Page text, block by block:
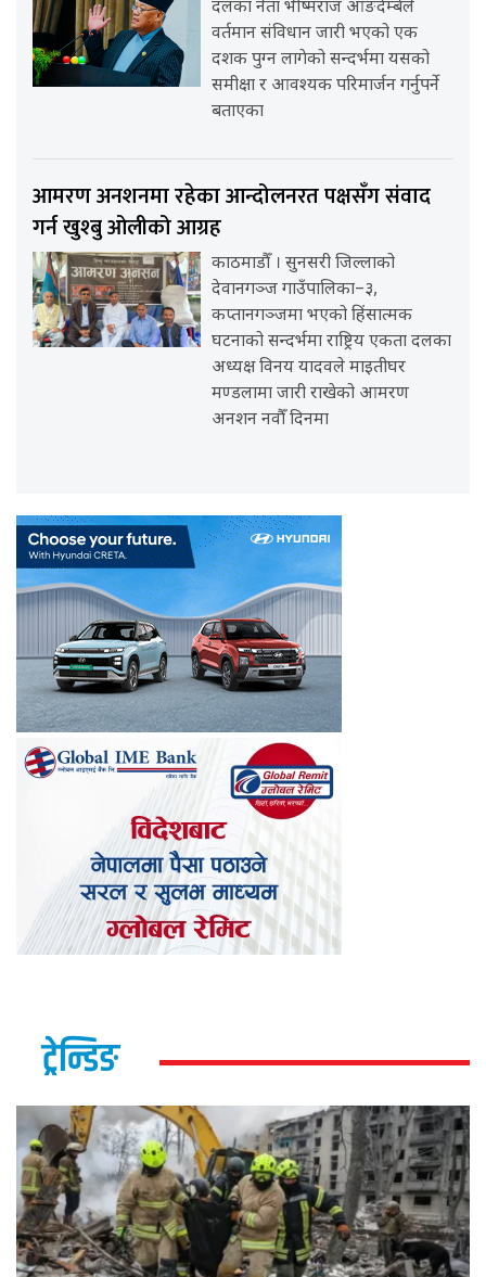
दलका नेता भीष्मराज आङदेम्बेले
वर्तमान संविधान जारी भएको एक
दशक पुग्न लागेको सन्दर्भमा यसको
समीक्षा र आवश्यक परिमार्जन गर्नुपर्ने
बताएका
आमरण अनशनमा रहेका आन्दोलनरत पक्षसँग संवाद
गर्न खुश्बु ओलीको आग्रह
काठमाडौँ । सुनसरी जिल्लाको
देवानगञ्ज गाउँपालिका–३,
कप्तानगञ्जमा भएको हिंसात्मक
घटनाको सन्दर्भमा राष्ट्रिय एकता दलका
अध्यक्ष विनय यादवले माइतीघर
मण्डलामा जारी राखेको आमरण
अनशन नवौँ दिनमा
ट्रेन्डिङ